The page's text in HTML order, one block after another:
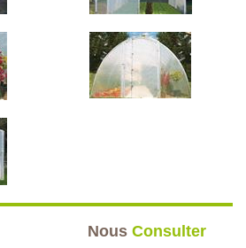
Nous Consulter